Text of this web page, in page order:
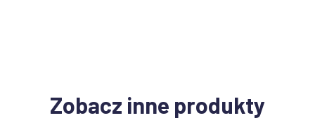
Zobacz inne produkty